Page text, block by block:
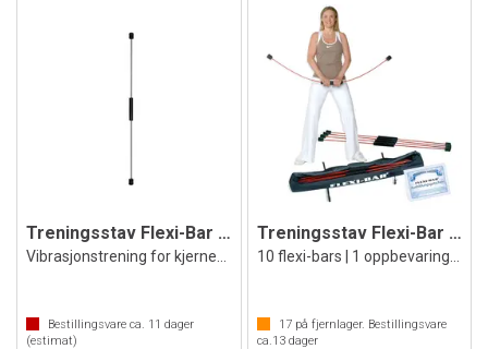
Treningsstav Flexi-Bar Athletic
Bestillingsvare ca. 11 dager
(estimat)
Treningsstav Flexi-Bar Gruppesett Sport
17på fjernlager. Bestillingsvare
ca.13dager